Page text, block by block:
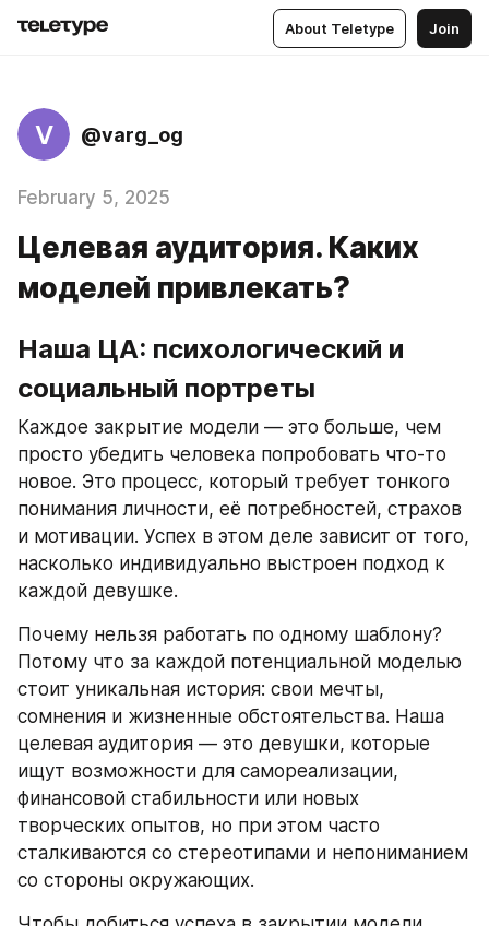
About Teletype Join
V @varg_og
February 5, 2025
Целевая аудитория. Каких
моделей привлекать?
Наша ЦА: психологический и
социальный портреты
Каждое закрытие модели — это больше, чем
просто убедить человека попробовать что-то
новое. Это процесс, который требует тонкого
понимания личности, её потребностей, страхов
и мотивации. Успех в этом деле зависит от того,
насколько индивидуально выстроен подход к
каждой девушке.
Почему нельзя работать по одному шаблону?
Потому что за каждой потенциальной моделью
стоит уникальная история: свои мечты,
сомнения и жизненные обстоятельства. Наша
целевая аудитория — это девушки, которые
ищут возможности для самореализации,
финансовой стабильности или новых
творческих опытов, но при этом часто
сталкиваются со стереотипами и непониманием
со стороны окружающих.